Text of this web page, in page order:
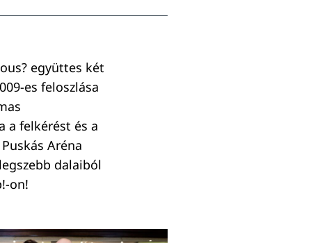
együttes két
es feloszlása
a felkérést és a
Aréna
dalaiból
on!